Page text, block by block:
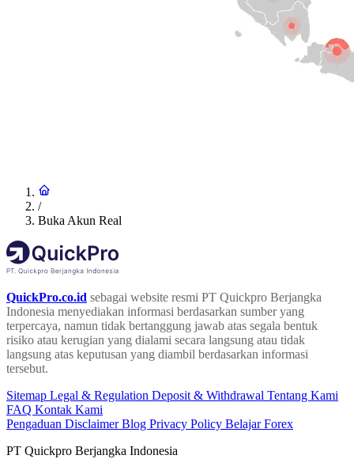
/
Buka Akun Real
QuickPro.co.id sebagai website resmi PT Quickpro Berjangka
Indonesia menyediakan informasi berdasarkan sumber yang
terpercaya, namun tidak bertanggung jawab atas segala bentuk
risiko atau kerugian yang dialami secara langsung atau tidak
langsung atas keputusan yang diambil berdasarkan informasi
tersebut.
Sitemap Legal & Regulation Deposit & Withdrawal Tentang Kami
FAQ Kontak Kami
Pengaduan DisclaimerBlog Privacy Policy Belajar Forex
PT Quickpro Berjangka Indonesia